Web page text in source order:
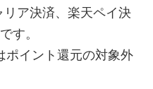
ア決済、楽天ペイ決
す。
イント還元の対象外